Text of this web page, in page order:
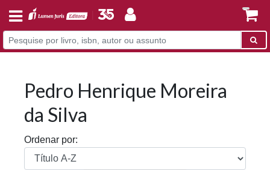
Pedro Henrique Moreira
da Silva
Ordenar por: